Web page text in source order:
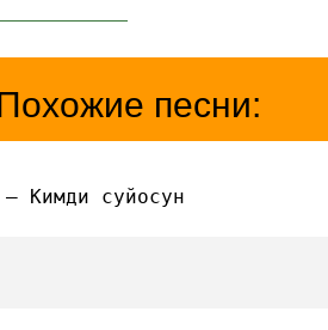
песни:
Кимди суйосун